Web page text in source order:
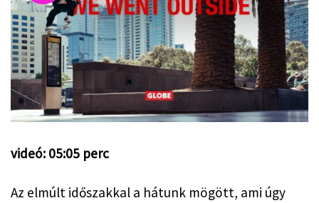
videó: 05:05 perc
Az elmúlt időszakkal a hátunk mögött, ami úgy